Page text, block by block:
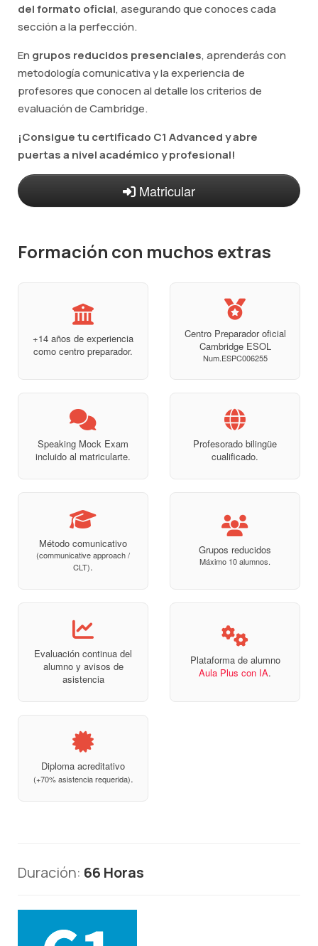
del formato oficial, asegurando que conoces cada
sección a la perfección.
En grupos reducidos presenciales, aprenderás con
metodología comunicativa y la experiencia de
profesores que conocen al detalle los criterios de
evaluación de Cambridge.
¡Consigue tu certificado C1 Advanced y abre
puertas a nivel académico y profesional!
Matricular
Formación con muchos extras
+14 años de experiencia
como centro preparador.
Centro Preparador oficial
Cambridge ESOL
Num.ESPC006255
Speaking Mock Exam
incluido al matricularte.
Profesorado bilingüe
cualificado.
Método comunicativo
(communicative approach /
CLT).
Grupos reducidos
Máximo 10 alumnos.
Evaluación continua del
alumno y avisos de
asistencia
Plataforma de alumno
Aula Plus con IA.
Diploma acreditativo
(+70% asistencia requerida).
Duración: 66 Horas